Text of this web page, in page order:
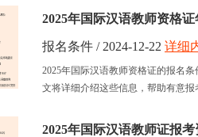
2025年国际汉语教师资格
报名条件 / 2024-12-22
2025年国际汉语教师资格证的报名
文将详细介绍这些信息，帮助有意报
详细
2025年国际汉语教师证报